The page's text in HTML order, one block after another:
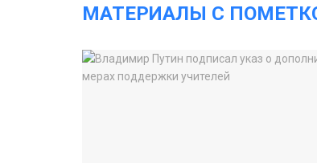
МАТЕРИАЛЫ С